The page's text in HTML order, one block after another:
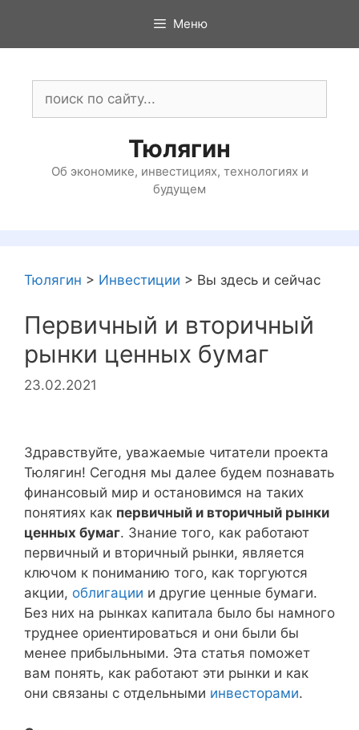
содержимому
Меню
Тюлягин
Об экономике, инвестициях, технологиях и
будущем
Тюлягин > Инвестиции > Вы здесь и сейчас
Первичный и вторичный
рынки ценных бумаг
23.02.2021
Здравствуйте, уважаемые читатели проекта
Тюлягин! Сегодня мы далее будем познавать
финансовый мир и остановимся на таких
понятиях как первичный и вторичный рынки
ценных бумаг. Знание того, как работают
первичный и вторичный рынки, является
ключом к пониманию того, как торгуются
акции, облигации и другие ценные бумаги.
Без них на рынках капитала было бы намного
труднее ориентироваться и они были бы
менее прибыльными. Эта статья поможет
вам понять, как работают эти рынки и как
они связаны с отдельными инвесторами.